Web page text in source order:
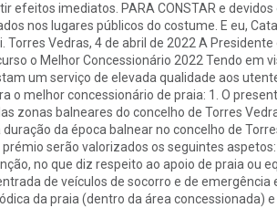
efeitos imediatos. PARA CONSTAR e
nos lugares públicos do costume. E eu,
Torres Vedras, 4 de abril de 2022 A
o Melhor Concessionário 2022 Tendo em
um serviço de elevada qualidade aos
o melhor concessionário de praia: 1. O
zonas balneares do concelho de Torres
da época balnear no concelho de
serão valorizados os seguintes
no que diz respeito ao apoio de praia ou
de veículos de socorro e de
da praia (dentro da área concessionada)